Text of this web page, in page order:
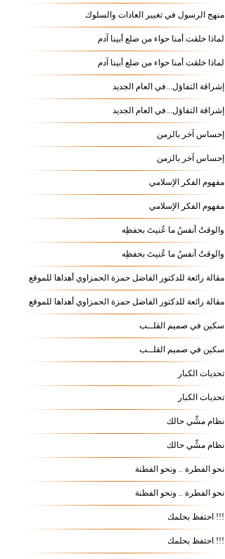
منهج الرسول في تغيير العادات والسلوك
لماذا خلقت أمنا حواء من ضلع أبينا آدم
لماذا خلقت أمنا حواء من ضلع أبينا آدم
إشراقة التفاؤل...في العام الجديد
إشراقة التفاؤل...في العام الجديد
إحساس آخر بالزمن
إحساس آخر بالزمن
مفهوم الفكر الإسلامي
مفهوم الفكر الإسلامي
والوقتُ أنفسُ ما عُنيتَ بحفظِه
والوقتُ أنفسُ ما عُنيتَ بحفظِه
مقالة رائعة للدكتور الفاضل حمزة الحمزاوي أهداها للموقع
مقالة رائعة للدكتور الفاضل حمزة الحمزاوي أهداها للموقع
سكين في صميم القلــب
سكين في صميم القلــب
تحديات الكبار
تحديات الكبار
نظام مشِّي حالك
نظام مشِّي حالك
نحو الفطرة .. ونحو الفطنة
نحو الفطرة .. ونحو الفطنة
احتفظ بحلمك !!!
احتفظ بحلمك !!!